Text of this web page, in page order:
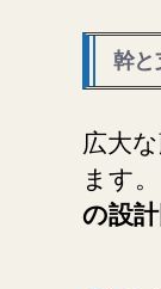
幹と
広大
ます
の設